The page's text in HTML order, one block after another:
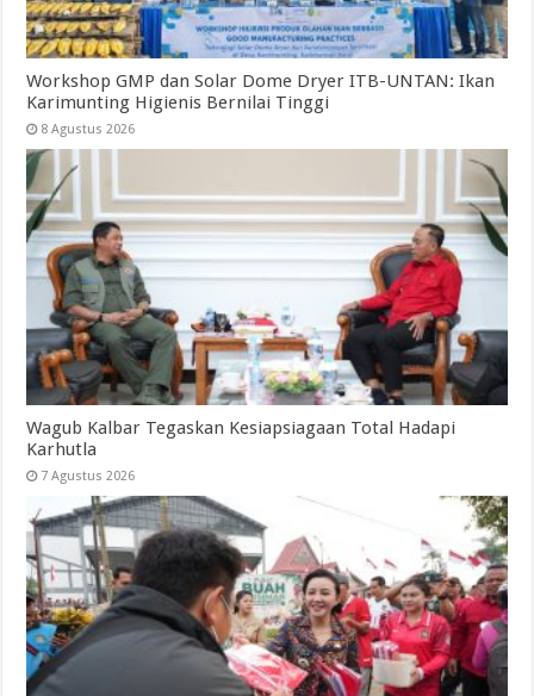
Workshop GMP dan Solar Dome Dryer ITB-UNTAN: Ikan
Karimunting Higienis Bernilai Tinggi
8 Agustus 2026
Wagub Kalbar Tegaskan Kesiapsiagaan Total Hadapi
Karhutla
7 Agustus 2026